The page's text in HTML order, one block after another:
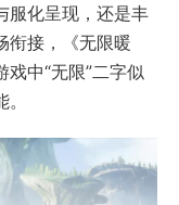
服化呈现，还是丰
衔接，《无限暖
中“无限”二字似